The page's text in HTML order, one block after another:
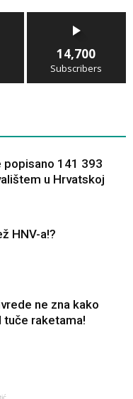
14,700
Subscribers
popisano 141 393
u Hrvatskoj
HNV-a!?
ne zna kako
tuče raketama!